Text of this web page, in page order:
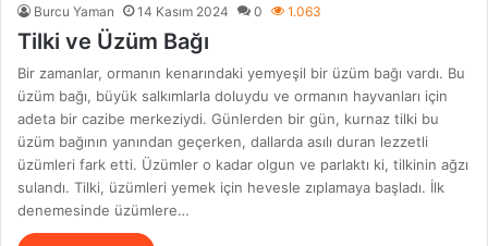
Burcu Yaman 14 Kasım 2024 0 1.063
Tilki ve Üzüm Bağı
Bir zamanlar, ormanın kenarındaki yemyeşil bir üzüm bağı vardı. Bu
üzüm bağı, büyük salkımlarla doluydu ve ormanın hayvanları için
adeta bir cazibe merkeziydi. Günlerden bir gün, kurnaz tilki bu
üzüm bağının yanından geçerken, dallarda asılı duran lezzetli
üzümleri fark etti. Üzümler o kadar olgun ve parlaktı ki, tilkinin ağzı
sulandı. Tilki, üzümleri yemek için hevesle zıplamaya başladı. İlk
denemesinde üzümlere…